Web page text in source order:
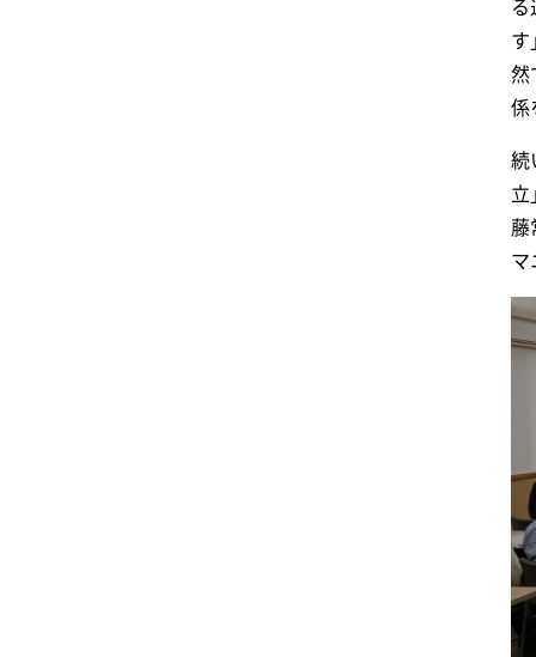
る
す
然
係
続
立
藤
マ